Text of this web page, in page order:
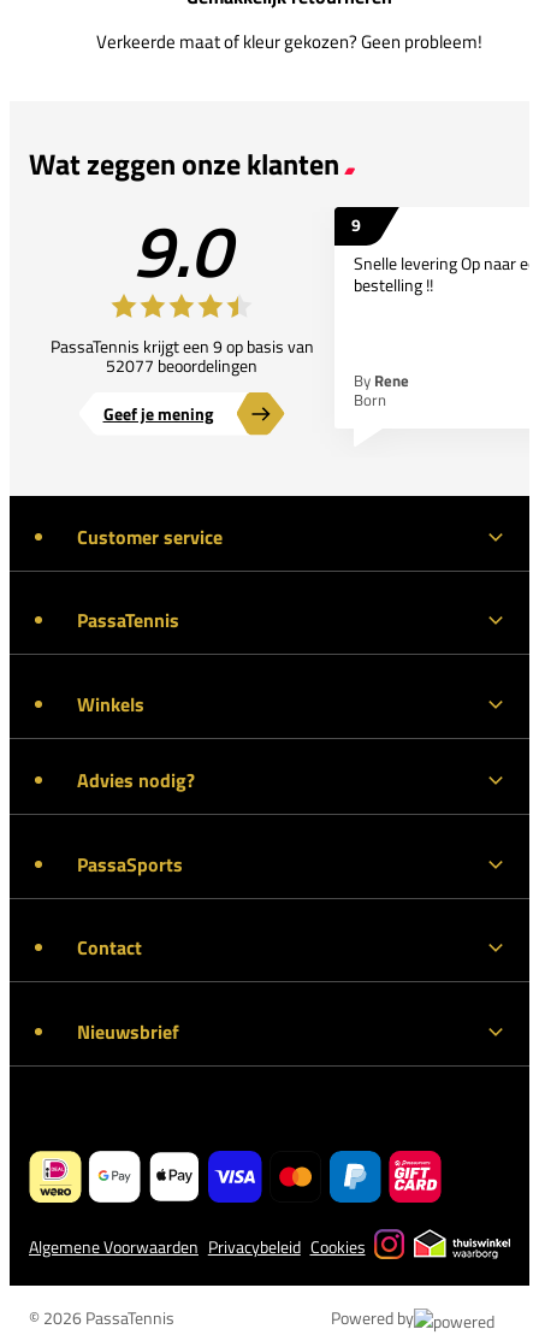
Verkeerde maat of kleur gekozen? Geen probleem!
Wat zeggen onze klanten
9.0
PassaTennis krijgt een 9 op basis van
52077 beoordelingen
Geef je mening
9
Snelle levering Op naar
bestelling !!
By Rene
Born
Customer service
PassaTennis
Winkels
Advies nodig?
PassaSports
Contact
Nieuwsbrief
Algemene Voorwaarden Privacybeleid Cookies
© 2026 PassaTennis Powered by